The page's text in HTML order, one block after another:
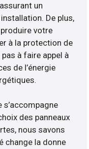
un
De plus,
votre
à la protection de
pas à faire appel à
de l’énergie
des panneaux
nous savons
change la donne